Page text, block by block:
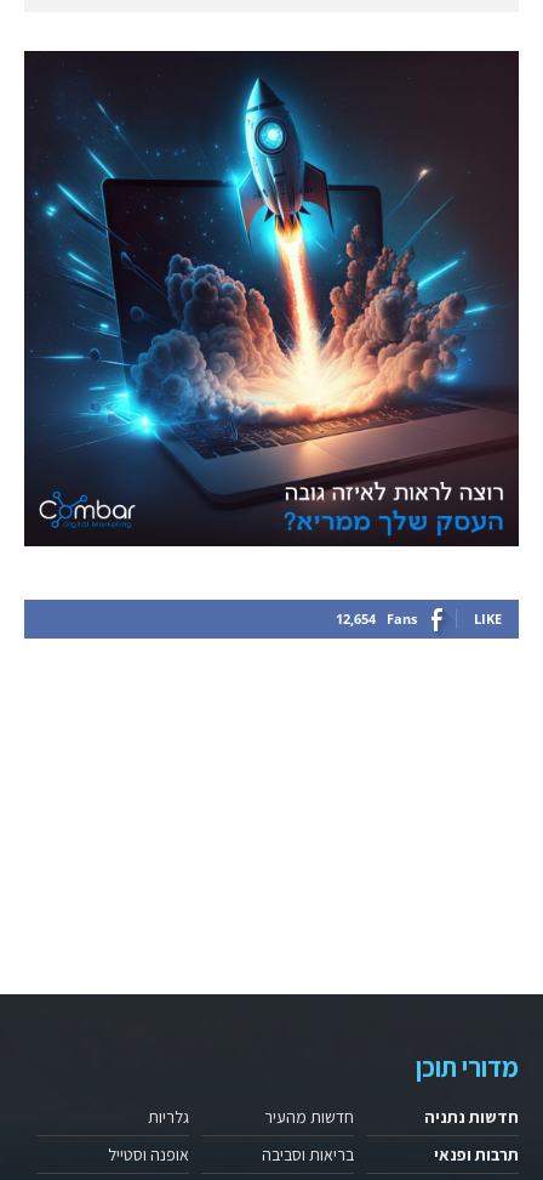
12,654 Fans LIKE
מדורי תוכן
חדשות נתניה
תרבות ופנאי
חדשות מהעיר
בריאות וסביבה
גלריות
אופנה וסטייל